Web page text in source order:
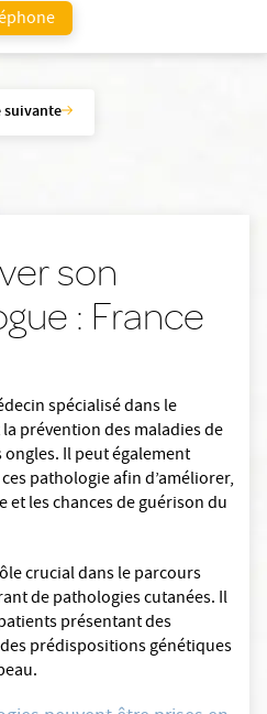
suivante
son
: France
spécialisé dans le
prévention des maladies de
ongles. Il peut également
pathologie afin d’améliorer,
et les chances de guérison du
crucial dans le parcours
de pathologies cutanées. Il
présentant des
prédispositions génétiques